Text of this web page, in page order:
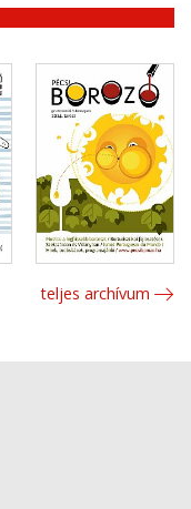
teljes archívum